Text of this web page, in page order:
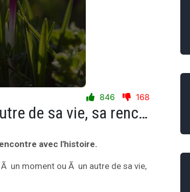
846 168
Chacun fait Ã un moment ou Ã un autre de sa vie, sa rencontre avec l'histoire.
avec l'histoire.
un moment ou Ã un autre de sa vie,